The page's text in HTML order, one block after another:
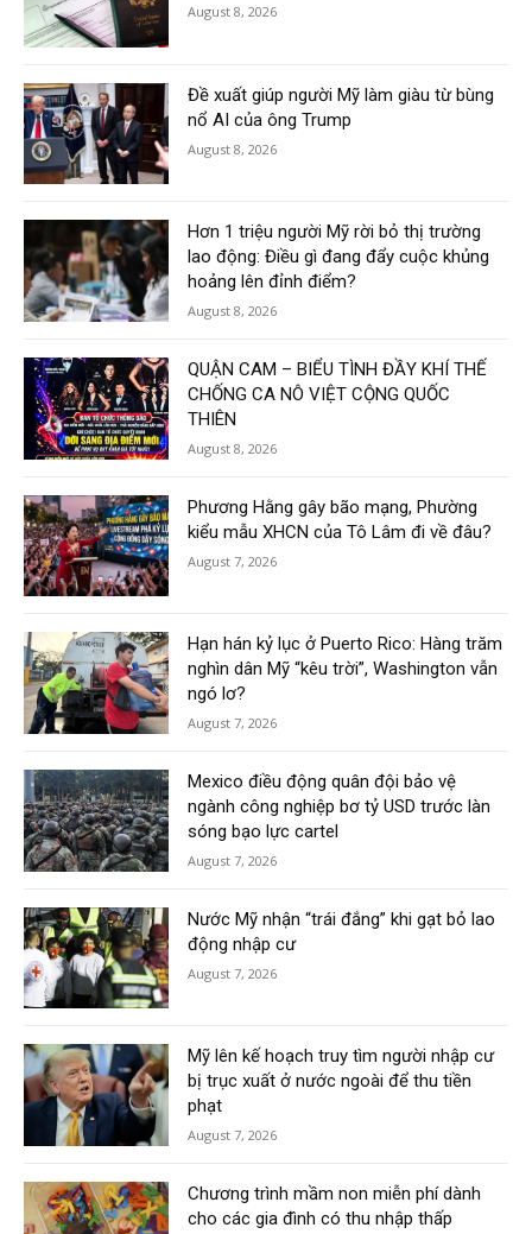
August 8, 2026
Đề xuất giúp người Mỹ làm giàu từ bùng
nổ AI của ông Trump
August 8, 2026
Hơn 1 triệu người Mỹ rời bỏ thị trường
lao động: Điều gì đang đẩy cuộc khủng
hoảng lên đỉnh điểm?
August 8, 2026
QUẬN CAM – BIỂU TÌNH ĐẦY KHÍ THẾ
CHỐNG CA NÔ VIỆT CỘNG QUỐC
THIÊN
August 8, 2026
Phương Hằng gây bão mạng, Phường
kiểu mẫu XHCN của Tô Lâm đi về đâu?
August 7, 2026
Hạn hán kỷ lục ở Puerto Rico: Hàng trăm
nghìn dân Mỹ “kêu trời”, Washington vẫn
ngó lơ?
August 7, 2026
Mexico điều động quân đội bảo vệ
ngành công nghiệp bơ tỷ USD trước làn
sóng bạo lực cartel
August 7, 2026
Nước Mỹ nhận “trái đắng” khi gạt bỏ lao
động nhập cư
August 7, 2026
Mỹ lên kế hoạch truy tìm người nhập cư
bị trục xuất ở nước ngoài để thu tiền
phạt
August 7, 2026
Chương trình mầm non miễn phí dành
cho các gia đình có thu nhập thấp